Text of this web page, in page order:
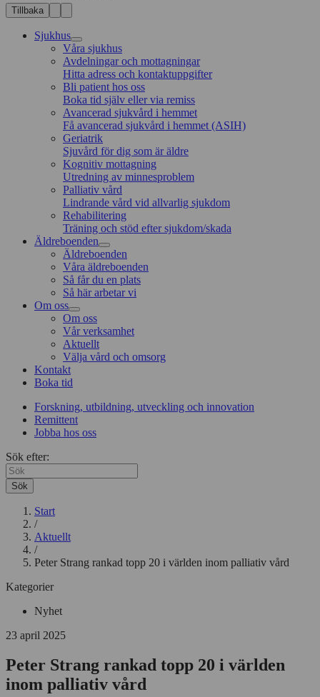
Tillbaka
Sjukhus
Våra sjukhus
Avdelningar och mottagningar
Hitta adress och kontaktuppgifter
Bli patient hos oss
Boka tid själv eller via remiss
Avancerad sjukvård i hemmet
Få avancerad sjukvård i hemmet (ASIH)
Geriatrik
Sjuvård för dig som är äldre
Kognitiv mottagning
Utredning av minnesproblem
Palliativ vård
Lindrande vård vid allvarlig sjukdom
Rehabilitering
Träning och stöd efter sjukdom/skada
Äldreboenden
Äldreboenden
Våra äldreboenden
Så får du en plats
Så här arbetar vi
Om oss
Om oss
Vår verksamhet
Aktuellt
Välja vård och omsorg
Kontakt
Boka tid
Forskning, utbildning, utveckling och innovation
Remittent
Jobba hos oss
Sök efter:
Sök
Start
/
Aktuellt
/
Peter Strang rankad topp 20 i världen inom palliativ vård
Kategorier
Nyhet
23 april 2025
Peter Strang rankad topp 20 i världen
inom palliativ vård